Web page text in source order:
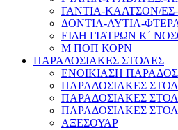
ΓΑΝΤΙΑ-ΚΑΛΤΣΟΝ/
ΔΟΝΤΙΑ-ΑΥΤΙΑ-
ΕΙΔΗ ΓΙΑΤΡΩΝ Κ΄
Μ ΠΟΠ ΚΟΡΝ
ΠΑΡΑΔΟΣΙΑΚΕΣ ΣΤΟΛΕΣ
ΕΝΟΙΚΙΑΣΗ
ΠΑΡΑΔΟΣΙΑΚΕΣ
ΠΑΡΑΔΟΣΙΑΚΕΣ
ΠΑΡΑΔΟΣΙΑΚΕΣ
ΑΞΕΣΟΥΑΡ